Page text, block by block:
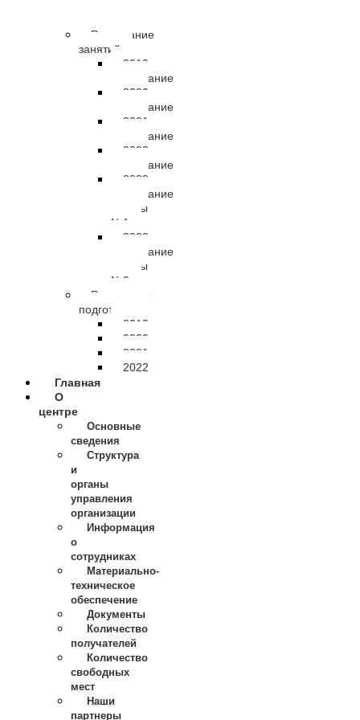
Расписание
занятий
2019
расписание
2020
расписание
2021
расписание
2022
расписание
2023
расписание
группы
№1
2023
расписание
группы
№2
Результаты
подготовки
2019
2020
2021
2022
Главная
О
центре
Основные
сведения
Структура
и
органы
управления
организации
Информация
о
сотрудниках
Материально-
техническое
обеспечение
Документы
Количество
получателей
Количество
свободных
мест
Наши
партнеры